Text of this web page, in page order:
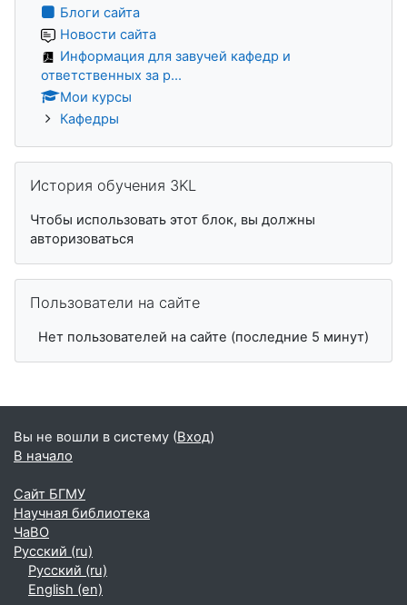
Блоги сайта
Новости сайта
Информация для завучей кафедр и
ответственных за р...
Мои курсы
Кафедры
История обучения 3KL
Чтобы использовать этот блок, вы должны
авторизоваться
Пользователи на сайте
Нет пользователей на сайте (последние 5 минут)
Вы не вошли в систему (Вход)
В начало
Сайт БГМУ
Научная библиотека
ЧаВО
Русский ‎(ru)‎
Русский ‎(ru)‎
English ‎(en)‎